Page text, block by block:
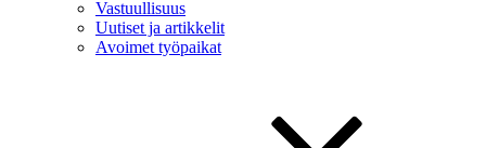
Vastuullisuus
Uutiset ja artikkelit
Avoimet työpaikat